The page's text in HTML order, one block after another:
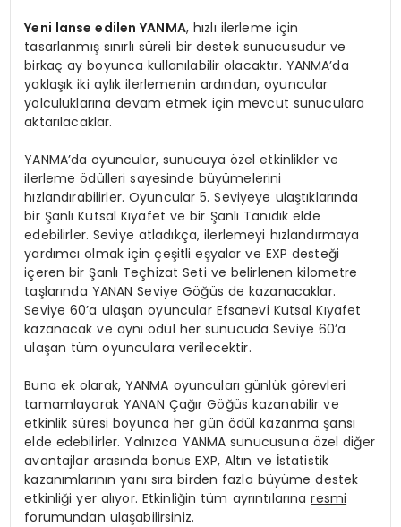
Yeni lanse edilen YANMA, hızlı ilerleme için
tasarlanmış sınırlı süreli bir destek sunucusudur ve
birkaç ay boyunca kullanılabilir olacaktır. YANMA’da
yaklaşık iki aylık ilerlemenin ardından, oyuncular
yolculuklarına devam etmek için mevcut sunuculara
aktarılacaklar.
YANMA’da oyuncular, sunucuya özel etkinlikler ve
ilerleme ödülleri sayesinde büyümelerini
hızlandırabilirler. Oyuncular 5. Seviyeye ulaştıklarında
bir Şanlı Kutsal Kıyafet ve bir Şanlı Tanıdık elde
edebilirler. Seviye atladıkça, ilerlemeyi hızlandırmaya
yardımcı olmak için çeşitli eşyalar ve EXP desteği
içeren bir Şanlı Teçhizat Seti ve belirlenen kilometre
taşlarında YANAN Seviye Göğüs de kazanacaklar.
Seviye 60’a ulaşan oyuncular Efsanevi Kutsal Kıyafet
kazanacak ve aynı ödül her sunucuda Seviye 60’a
ulaşan tüm oyunculara verilecektir.
Buna ek olarak, YANMA oyuncuları günlük görevleri
tamamlayarak YANAN Çağır Göğüs kazanabilir ve
etkinlik süresi boyunca her gün ödül kazanma şansı
elde edebilirler. Yalnızca YANMA sunucusuna özel diğer
avantajlar arasında bonus EXP, Altın ve İstatistik
kazanımlarının yanı sıra birden fazla büyüme destek
etkinliği yer alıyor. Etkinliğin tüm ayrıntılarınaresmi
forumundan ulaşabilirsiniz.